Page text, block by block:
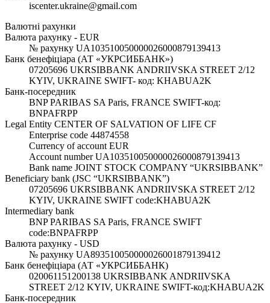
iscenter.ukraine@gmail.com
Валютні рахунки
Валюта рахунку - EUR
№ рахунку UA103510050000026000879139413
Банк бенефіціара (АТ «УКРСИББАНК»)
07205696 UKRSIBBANK ANDRIIVSKA STREET 2/12
KYIV, UKRAINE SWIFT- код: KHABUA2K
Банк-посередник
BNP PARIBAS SA Paris, FRANCE SWIFT-код:
BNPAFRPP
Legal Entity CENTER OF SALVATION OF LIFE CF
Enterprise code 44874558
Currency of account EUR
Account number UA103510050000026000879139413
Bank name JOINT STOCK COMPANY “UKRSIBBANK”
Beneficiary bank (JSC “UKRSIBBANK”)
07205696 UKRSIBBANK ANDRIIVSKA STREET 2/12
KYIV, UKRAINE SWIFT code:KHABUA2K
Intermediary bank
BNP PARIBAS SA Paris, FRANCE SWIFT
code:BNPAFRPP
Валюта рахунку - USD
№ рахунку UA893510050000026001879139412
Банк бенефіціара (АТ «УКРСИББАНК)
020061151200138 UKRSIBBANK ANDRIIVSKA
STREET 2/12 KYIV, UKRAINE SWIFT-код:KHABUA2K
Банк-посередник